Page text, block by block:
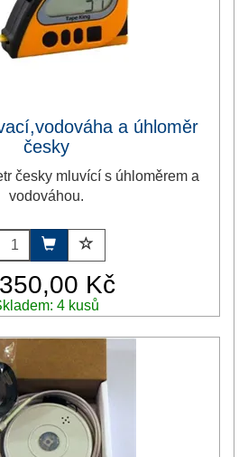
a úhloměr
česky
česky mluvící s úhloměrem a
vodováhou.
Kč
4 kusů